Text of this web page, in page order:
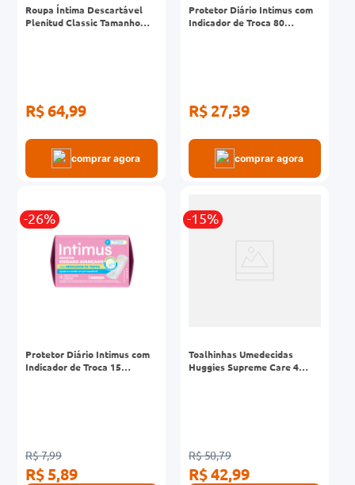
Roupa Íntima Descartável
Plenitud Classic Tamanho
R$ 64,99
comprar agora
Protetor Diário Intimus com
Indicador de Troca 80
R$ 27,39
comprar agora
-26%
Protetor Diário Intimus com
Indicador de Troca 15
R$ 7,99
R$ 5,89
-15%
Toalhinhas Umedecidas
Huggies Supreme Care 4
R$ 50,79
R$ 42,99